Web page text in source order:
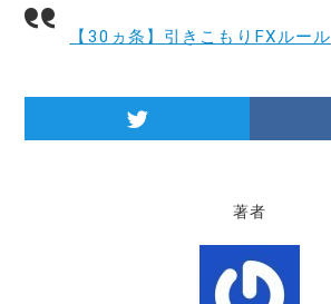
【30ヵ条】引きこもりFXルール
著者